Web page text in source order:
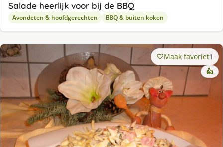
Salade heerlijk voor bij de BBQ
Avondeten & hoofdgerechten BBQ & buiten koken
Maak favoriet1
👍